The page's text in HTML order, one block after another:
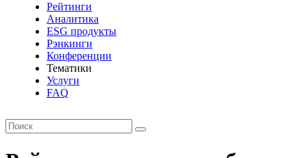
Рейтинги
Аналитика
ESG продукты
Рэнкинги
Конференции
Тематики
Услуги
FAQ